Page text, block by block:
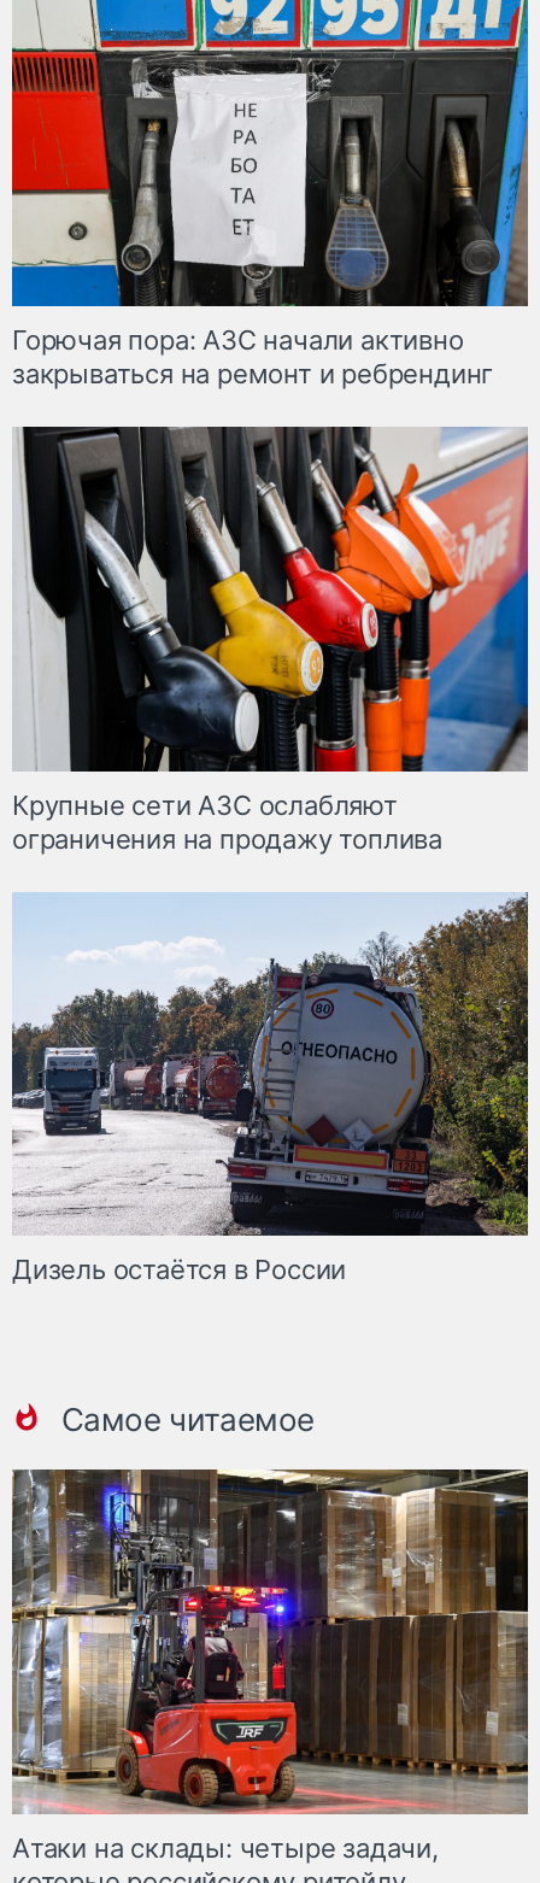
Горючая пора: АЗС начали активно
закрываться на ремонт и ребрендинг
Крупные сети АЗС ослабляют
ограничения на продажу топлива
Дизель остаётся в России
Самое читаемое
Атаки на склады: четыре задачи,